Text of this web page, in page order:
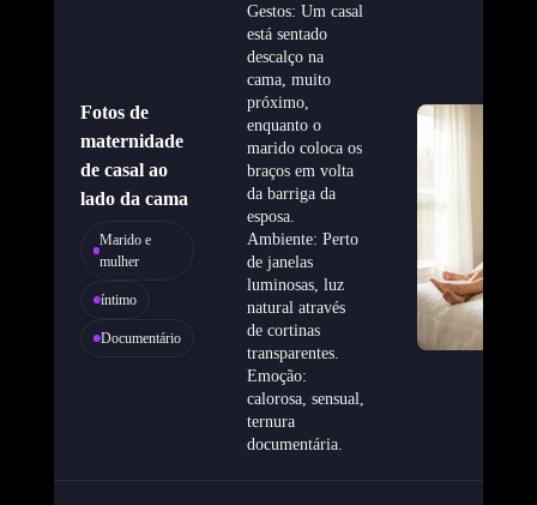
Fotos de
maternidade
de casal ao
lado da cama
Marido e
mulher
íntimo
Documentário
Gestos: Um casal
está sentado
descalço na
cama, muito
próximo,
enquanto o
marido coloca os
braços em volta
da barriga da
esposa.
Ambiente: Perto
de janelas
luminosas, luz
natural através
de cortinas
transparentes.
Emoção:
calorosa, sensual,
ternura
documentária.